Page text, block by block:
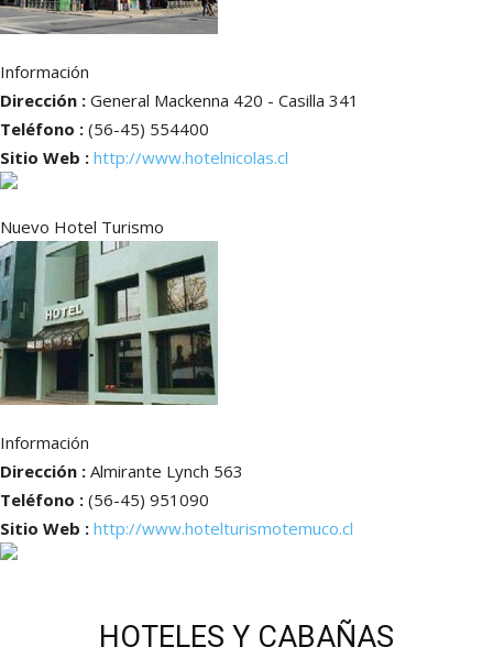
Información
Dirección : General Mackenna 420 - Casilla 341
Teléfono : (56-45) 554400
Sitio Web : http://www.hotelnicolas.cl
Nuevo Hotel Turismo
Información
Dirección : Almirante Lynch 563
Teléfono : (56-45) 951090
Sitio Web : http://www.hotelturismotemuco.cl
HOTELES Y CABAÑAS